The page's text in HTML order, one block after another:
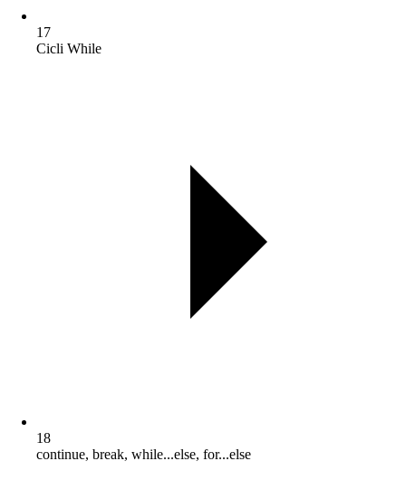
17
Cicli While
18
continue, break, while...else, for...else